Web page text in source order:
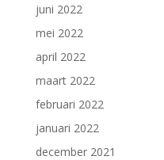
juni 2022
mei 2022
april 2022
maart 2022
februari 2022
januari 2022
december 2021